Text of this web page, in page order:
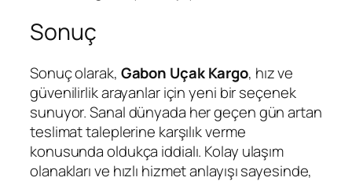
Sonuç
Sonuç olarak, Gabon Uçak Kargo, hız ve
güvenilirlik arayanlar için yeni bir seçenek
sunuyor. Sanal dünyada her geçen gün artan
teslimat taleplerine karşılık verme
konusunda oldukça iddialı. Kolay ulaşım
olanakları ve hızlı hizmet anlayışı sayesinde,